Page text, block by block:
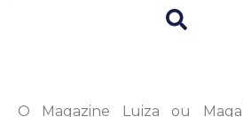
O Magazine Luiza ou